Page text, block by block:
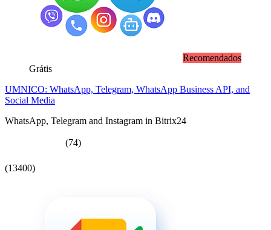
Recomendados
Grátis
UMNICO: WhatsApp, Telegram, WhatsApp Business API, and
Social Media
WhatsApp, Telegram and Instagram in Bitrix24
(74)
(13400)